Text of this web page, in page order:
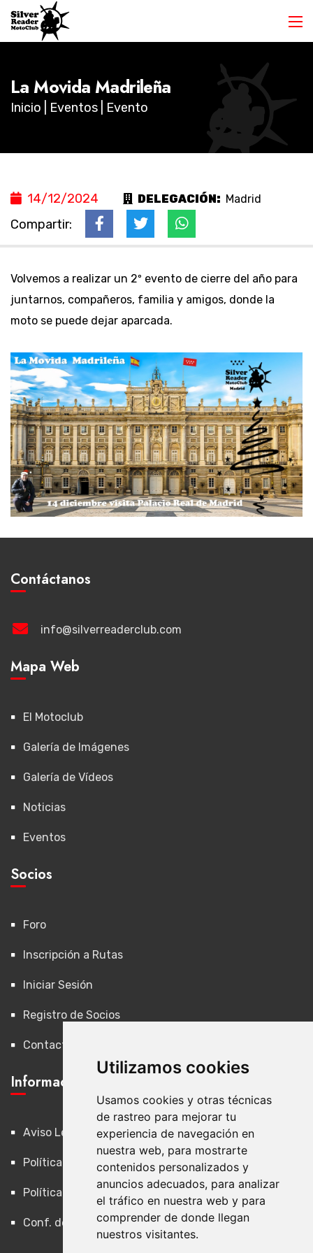
Utilizamos cookies
Usamos cookies y otras técnicas
de rastreo para mejorar tu
experiencia de navegación en
nuestra web, para mostrarte
contenidos personalizados y
anuncios adecuados, para analizar
el tráfico en nuestra web y para
comprender de donde llegan
nuestros visitantes.
La Movida Madrileña
Inicio Eventos | Evento
14/12/2024 DELEGACIÓN: Madrid
Compartir:
Volvemos a realizar un 2º evento de cierre del año para
juntarnos, compañeros, familia y amigos, donde la
moto se puede dejar aparcada.
Contáctanos
info@silverreaderclub.com
Mapa Web
El Motoclub
Galería de Imágenes
Galería de Vídeos
Noticias
Eventos
Socios
Foro
Inscripción a Rutas
Iniciar Sesión
Registro de Socios
Contacto
Información Legal
Aviso Legal
Política de Privacidad
Política de Cookies
Conf. de Cookies